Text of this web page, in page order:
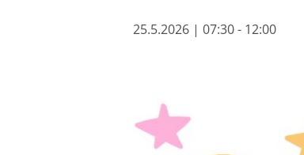
25.5.2026 | 07:30- 12:00